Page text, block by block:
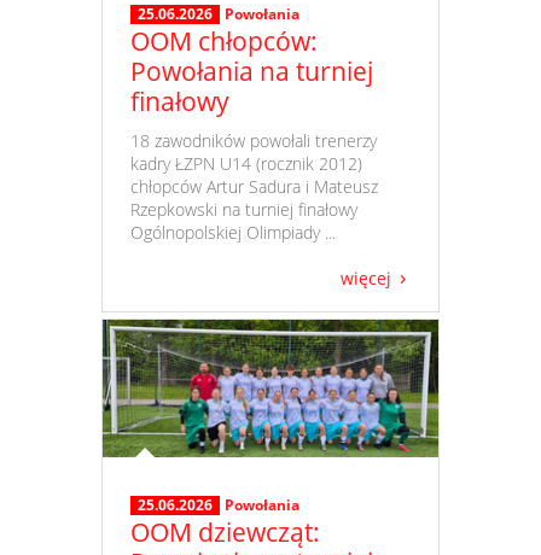
25.06.2026 Powołania
OOM chłopców:
Powołania na turniej
finałowy
​ 18 zawodników powołali trenerzy
kadry ŁZPN U14 (rocznik 2012)
chłopców Artur Sadura i Mateusz
Rzepkowski na turniej finałowy
Ogólnopolskiej Olimpiady ...
więcej
25.06.2026 Powołania
OOM dziewcząt: